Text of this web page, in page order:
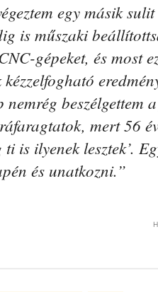
egy másik
is műszaki
gépeket, és most
nemrég beszélgettem
mert 56
is ilyenek lesztek’.
és unatkozni.”